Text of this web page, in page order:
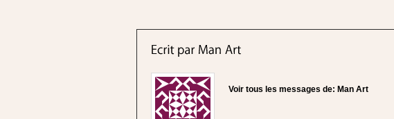
Voir tous les messages de: Man Art